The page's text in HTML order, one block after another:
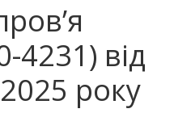
4231) від
року